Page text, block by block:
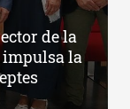
de la
la